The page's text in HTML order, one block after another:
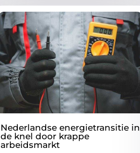
Nederlandse energietransitie in
de knel door krappe
arbeidsmarkt